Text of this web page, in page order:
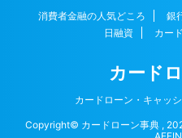
消費者金融の人気どころ 銀
日融資
カー
カード
カードローン・キャッ
Copyright© カードローン事典 ,